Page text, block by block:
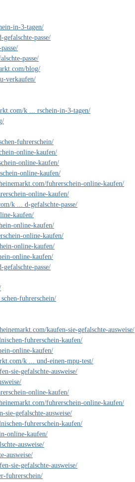
in-3-tagen/
passe/
passe/
blog/
verkaufen/
k ... rschein-in-3-tagen/
fuhrerschein/
online-kaufen/
online-kaufen/
online-kaufen/
fuhrerschein-online-kaufen/
online-kaufen/
k ... d-gefalschte-passe/
kaufen/
online-kaufen/
online-kaufen/
online-kaufen/
online-kaufen/
passe/
fuhrerschein/
kaufen-sie-gefalschte-ausweise/
fuhrerschein-kaufen/
online-kaufen/
k ... und-einen-mpu-test/
sie-gefalschte-ausweise/
online-kaufen/
fuhrerschein-online-kaufen/
sie-gefalschte-ausweise/
fuhrerschein-kaufen/
online-kaufen/
ausweise/
ausweise/
sie-gefalschte-ausweise/
fuhrerschein/